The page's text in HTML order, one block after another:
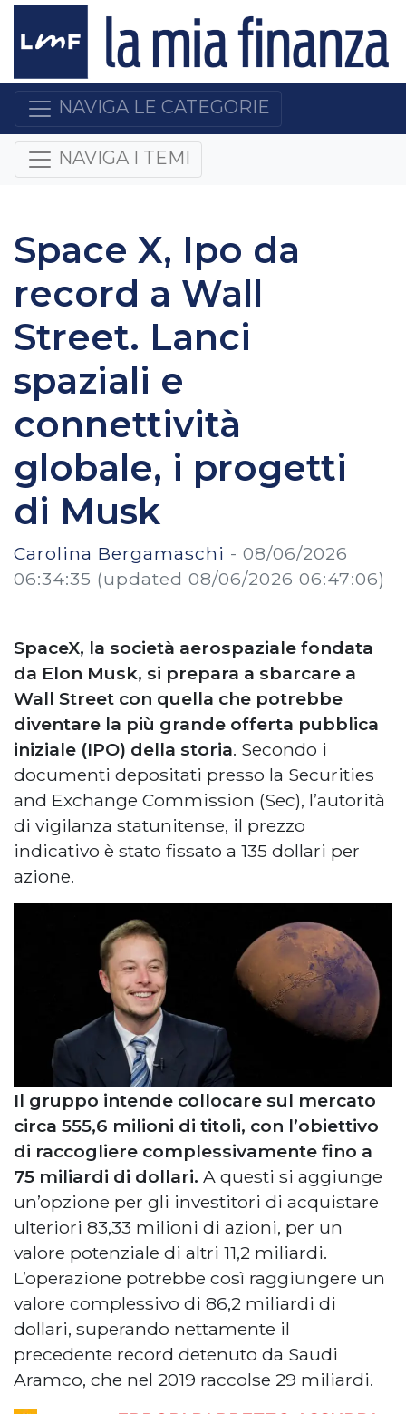
NAVIGA LE CATEGORIE
NAVIGA I TEMI
Space X, Ipo da
record a Wall
Street. Lanci
spaziali e
connettività
globale, i progetti
di Musk
Carolina Bergamaschi - 08/06/2026
06:34:35 (updated 08/06/2026 06:47:06)
SpaceX, la società aerospaziale fondata
da Elon Musk, si prepara a sbarcare a
Wall Street con quella che potrebbe
diventare la più grande offerta pubblica
iniziale (IPO) della storia. Secondo i
documenti depositati presso la Securities
and Exchange Commission (Sec), l’autorità
di vigilanza statunitense, il prezzo
indicativo è stato fissato a 135 dollari per
azione.
Il gruppo intende collocare sul mercato
circa 555,6 milioni di titoli, con l’obiettivo
di raccogliere complessivamente fino a
75 miliardi di dollari. A questi si aggiunge
un’opzione per gli investitori di acquistare
ulteriori 83,33 milioni di azioni, per un
valore potenziale di altri 11,2 miliardi.
L’operazione potrebbe così raggiungere un
valore complessivo di 86,2 miliardi di
dollari, superando nettamente il
precedente record detenuto da Saudi
Aramco, che nel 2019 raccolse 29 miliardi.